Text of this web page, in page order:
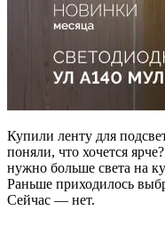
Купили ленту для
поняли, что хочется
нужно больше света на
Раньше приходилось
Сейчас — нет.